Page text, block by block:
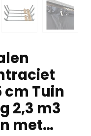
cm Tuin
2,3 m3
met…